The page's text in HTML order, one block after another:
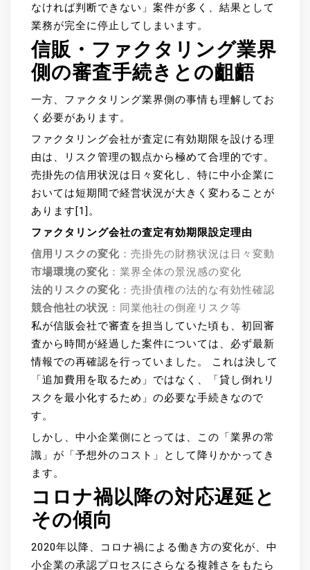
なければ判断できない」案件が多く、結果として
業務が完全に停止してしまいます。
信販・ファクタリング業界
側の審査手続きとの齟齬
一方、ファクタリング業界側の事情も理解してお
く必要があります。
ファクタリング会社が査定に有効期限を設ける理
由は、リスク管理の観点から極めて合理的です。
売掛先の信用状況は日々変化し、特に中小企業に
おいては短期間で経営状況が大きく変わることが
あります[1]。
ファクタリング会社の査定有効期限設定理由
信用リスクの変化 ：売掛先の財務状況は日々変動
市場環境の変化 ：業界全体の景況感の変化
法的リスクの変化 ：売掛債権の法的な有効性確認
競合他社の状況 ：同業他社の倒産リスク等
私が信販会社で審査を担当していた頃も、初回審
査から時間が経過した案件については、必ず最新
情報での再確認を行っていました。 これは決して
「追加費用を取るため」ではなく、「貸し倒れリ
スクを最小化するため」の必要な手続きなので
す。
しかし、中小企業側にとっては、この「業界の常
識」が「予想外のコスト」として降りかかってき
ます。
コロナ禍以降の対応遅延と
その傾向
2020年以降、コロナ禍による働き方の変化が、中
小企業の承認プロセスにさらなる複雑さをもたら